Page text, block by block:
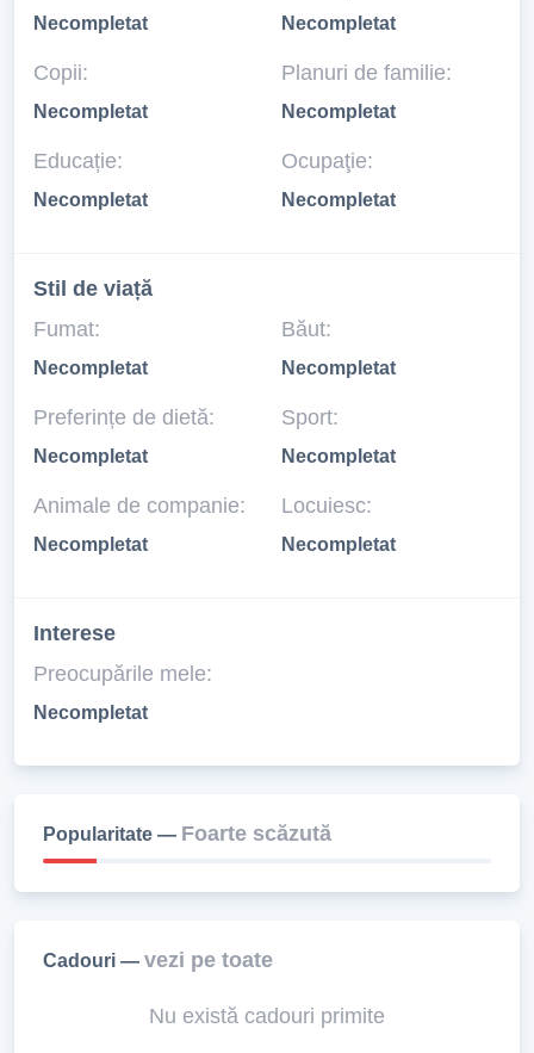
Necompletat Necompletat
Copii:
Necompletat
Planuri de familie:
Necompletat
Educație:
Necompletat
Ocupaţie:
Necompletat
Stil de viață
Fumat:
Necompletat
Băut:
Necompletat
Preferințe de dietă:
Necompletat
Sport:
Necompletat
Animale de companie:
Necompletat
Locuiesc:
Necompletat
Interese
Preocupările mele:
Necompletat
Popularitate — Foarte scăzută
Cadouri — vezi pe toate
Nu există cadouri primite